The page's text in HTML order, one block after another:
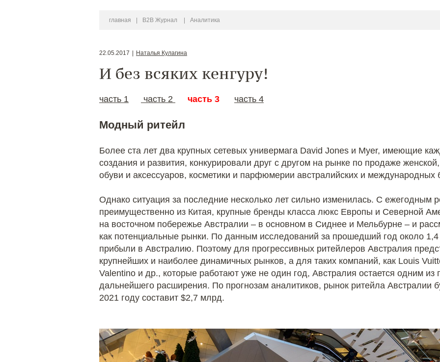
главная B2B Журнал Аналитика
22.05.2017 Наталья Кулагина
И без всяких кенгуру!
часть 1 часть 2 часть 3 часть 4
Модный ритейл
Более ста лет два крупных сетевых универмага David Jones и Myer, имеющие
создания и развития, конкурировали друг с другом на рынке по продаже
обуви и аксессуаров, косметики и парфюмерии австралийских и международных
Однако ситуация за последние несколько лет сильно изменилась. С ежегодным
преимущественно из Китая, крупные бренды класса люкс Европы и Северной
на восточном побережье Австралии – в основном в Сиднее и Мельбурне – и
как потенциальные рынки. По данным исследований за прошедший год около 1,4
прибыли в Австралию. Поэтому для прогрессивных ритейлеров Австралия
крупнейших и наиболее динамичных рынков, а для таких компаний, как Louis
Valentino и др., которые работают уже не один год, Австралия остается одним из
дальнейшего расширения. По прогнозам аналитиков, рынок ритейла Австралии
2021 году составит $2,7 млрд.